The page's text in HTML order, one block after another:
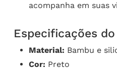
acompanha em suas
Especificações
Material: Bambu e
Cor: Preto